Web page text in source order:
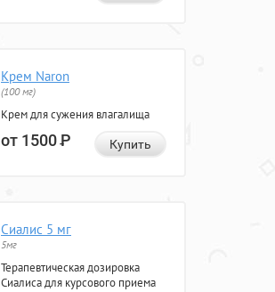
Крем Naron
(100 мг)
Крем для сужения влагалища
от 1500Р Купить
Сиалис 5 мг
5мг
Терапевтическая дозировка
Сиалиса для курсового приема